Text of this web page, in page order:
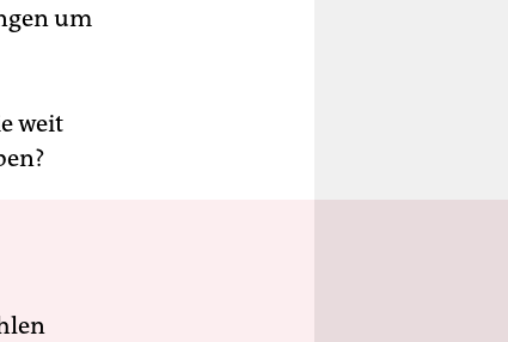
um
weit